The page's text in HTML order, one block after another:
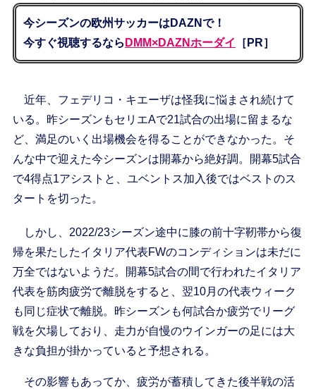
今シーズンの欧州サッカーはDAZNで！
今すぐ視聴するなら DMM×DAZNホーダイ ［PR］
近年、フェデリコ・キエーザは怪我に悩まされ続けて
いる。昨シーズンもセリエAで21試合の出場に留まるな
ど、満足のいく出場機会を得ることができなかった。そ
んな中で迎えた今シーズンは開幕から絶好調。開幕5試合
で4得点1アシストと、ユベントス加入後ではベストのス
タートを切った。
しかし、2022/23シーズン途中に膝の前十字靭帯から復
帰を果たしたイタリア代表FWのコンディションは未だに
万全ではないようだ。開幕5試合の間で行われたイタリア
代表を筋肉疲労で離脱をすると、翌10月の代表ウィーク
も同じ症状で離脱。昨シーズンも何試合か疲労でリーグ
戦を欠場しており、走力が自慢のウインガーの足には大
きな負担が掛かっていると予想される。
その影響もあってか、疲労が蓄積してきた後半戦の活